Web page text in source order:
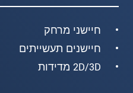
חיישני מרחק
חיישנים תעשייתים
2D/3D מדידות